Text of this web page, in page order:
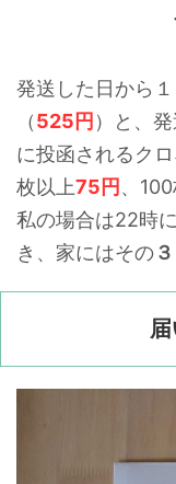
発送した日から
（525円）と、
に投函されるク
枚以上75円、
私の場合は22時
き、家にはその